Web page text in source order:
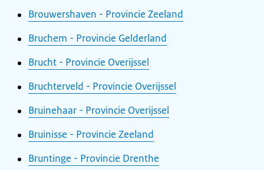
Brouwershaven - Provincie Zeeland
Bruchem - Provincie Gelderland
Brucht - Provincie Overijssel
Bruchterveld - Provincie Overijssel
Bruinehaar - Provincie Overijssel
Bruinisse - Provincie Zeeland
Bruntinge - Provincie Drenthe